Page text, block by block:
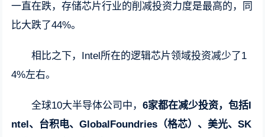
一直在跌，存储芯片行业的削减投资力度是最高的，同
比大跌了44%。
相比之下，Intel所在的逻辑芯片领域投资减少了1
4%左右。
全球10大半导体公司中，6家都在减少投资，包括I
ntel、台积电、GlobalFoundries（格芯）、美光、SK